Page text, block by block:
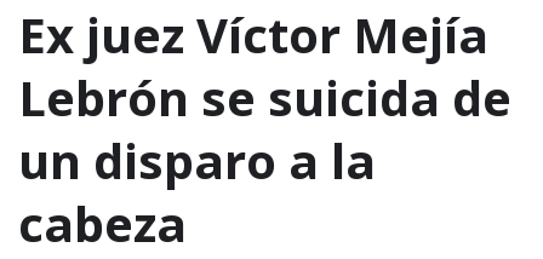
Ex juez Víctor Mejía
Lebrón se suicida de
un disparo a la
cabeza